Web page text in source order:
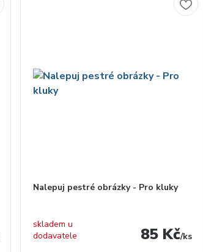
Nalepuj pestré obrázky - Pro kluky
85 Kč/ks
skladem u
dodavatele